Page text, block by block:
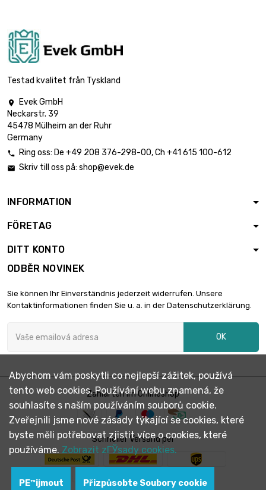
Testad kvalitet från Tyskland

Evek GmbH
Neckarstr. 39
45478 Mülheim an der Ruhr
Germany
 Ring oss: De +49 208 376-298-00, Ch +41 615 100-612
 Skriv till oss på: shop@evek.de
INFORMATION
FÖRETAG
DITT KONTO
ODBĚR NOVINEK
Sie können Ihr Einverständnis jederzeit widerrufen. Unsere
Kontaktinformationen finden Sie u. a. in der Datenschutzerklärung.
OK
Zahlarten im Onlineshop
Schneller Versand per
Abychom vám poskytli co nejlepší zážitek, používá
tento web cookies. Používání webu znamená, že
souhlasíte s naším používáním souborů cookie.
Zveřejnili jsme nové zásady týkající se cookies, které
byste měli potřebovat zjistit více o cookies, které
používáme. Zobrazit zГЎsady cookies.
PЕ™ijmout Přizpůsobte Soubory cookie